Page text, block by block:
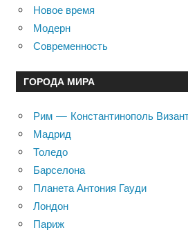
Новое время
Модерн
Современность
ГОРОДА МИРА
Рим — Константинополь
Мадрид
Толедо
Барселона
Планета Антония Гауди
Лондон
Париж